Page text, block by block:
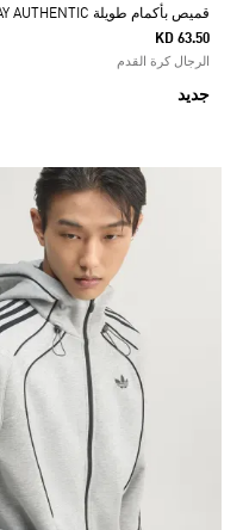
قميص بأكمام طويلة LIVERPOOL FC 26/27 AWAY AUTHENTIC
KD 63.50
الرجال كرة القدم
جديد
• أديداس التطبيق فقط